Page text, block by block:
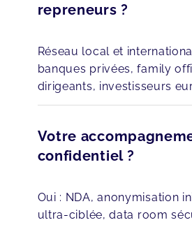
repreneurs ?
Réseau local et
banques privées, family
dirigeants, investisseurs
Votre
confidentiel ?
Oui : NDA, anonymisation
ultra-ciblée, data room